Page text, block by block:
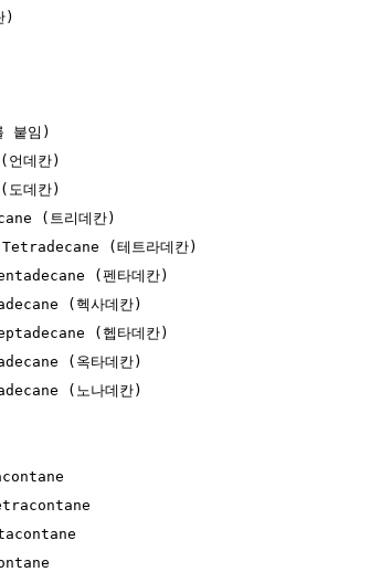
)
붙임)
데칸)
데칸)
(트리데칸)
(테트라데칸)
(펜타데칸)
(헥사데칸)
(헵타데칸)
(옥타데칸)
(노나데칸)